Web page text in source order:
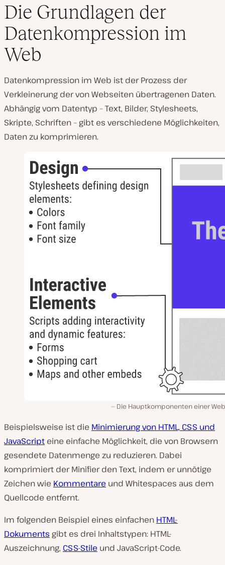
o
a
b
s
p
e
Die Grundlagen der
Datenkompression im
Web
Datenkompression im Web ist der Prozess der
Verkleinerung der von Webseiten übertragenen Daten.
Abhängig vom Datentyp – Text, Bilder, Stylesheets,
Skripte, Schriften – gibt es verschiedene Möglichkeiten,
Daten zu komprimieren.
Die Hauptkomponenten einer
Beispielsweise ist die Minimierung von HTML, CSS und
JavaScript eine einfache Möglichkeit, die von Browsern
gesendete Datenmenge zu reduzieren. Dabei
komprimiert der Minifier den Text, indem er unnötige
Zeichen wie Kommentare und Whitespaces aus dem
Quellcode entfernt.
Im folgenden Beispiel eines einfachen HTML-
Dokuments gibt es drei Inhaltstypen: HTML-
Auszeichnung, CSS-Stile und JavaScript-Code.